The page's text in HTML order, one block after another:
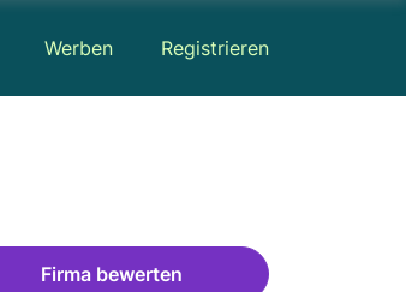
Werben Registrieren
Firma bewerten